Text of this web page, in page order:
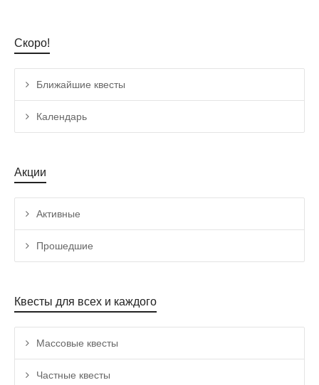
Скоро!
Ближайшие квесты
Календарь
Акции
Активные
Прошедшие
Квесты для всех и каждого
Массовые квесты
Частные квесты